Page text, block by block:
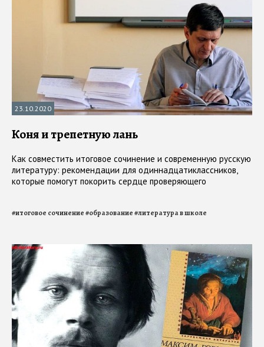
23.10.2020
Коня и трепетную лань
Как совместить итоговое сочинение и современную русскую
литературу: рекомендации для одиннадцатиклассников,
которые помогут покорить сердце проверяющего
#итоговое сочинение#образование#литература в школе